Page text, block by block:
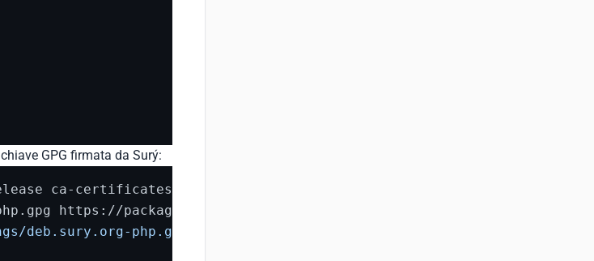
GPG firmata da Surý:
deb.sury.org-php.gpg] https://packages.sury.org/php/ $(lsb_release -